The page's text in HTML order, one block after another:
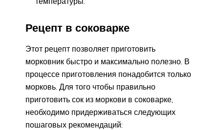
Рецепт в соковарке
Этот рецепт позволяет приготовить
морковник быстро и максимально полезно. В
процессе приготовления понадобится только
морковь. Для того чтобы правильно
приготовить сок из моркови в соковарке,
необходимо придерживаться следующих
пошаговых рекомендаций: